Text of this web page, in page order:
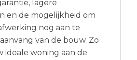
lagere
en de mogelijkheid om
nog aan te
van de bouw. Zo
ideale woning aan de